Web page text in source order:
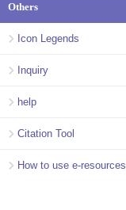
Others
Icon Legends
Inquiry
help
Citation Tool
How to use e-resources